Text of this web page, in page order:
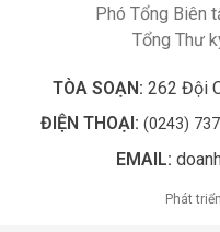
Phó Tổng Biên
Tổng Thư
TÒA SOẠN: 262 Đội
ĐIỆN THOẠI: (0243)
EMAIL:
Phát